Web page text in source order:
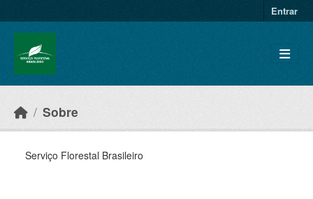
Entrar
Sobre
Serviço Florestal Brasileiro